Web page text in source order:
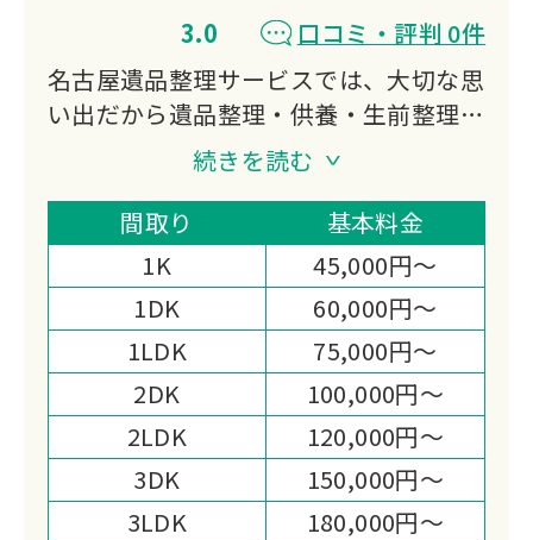
3.0
口コミ・評判 0件
名古屋遺品整理サービスでは、大切な思
い出だから遺品整理・供養・生前整理・
家財整理まで誠実、親切、丁寧にお客様
の想いに寄り添いお手伝いさせていただ
きます。
ご依頼者様と弊社との信頼関係が一番だ
と考えておりますので、明朗会計を徹底
しております。
状況に応じた見積もりをご依頼者様にも
ご協力を頂く形でできる限り満足して頂
けるよう努力しております。
続きを読む
間取り
基本料金
1K
45,000円～
1DK
60,000円～
1LDK
75,000円～
2DK
100,000円～
2LDK
120,000円～
3DK
150,000円～
3LDK
180,000円～